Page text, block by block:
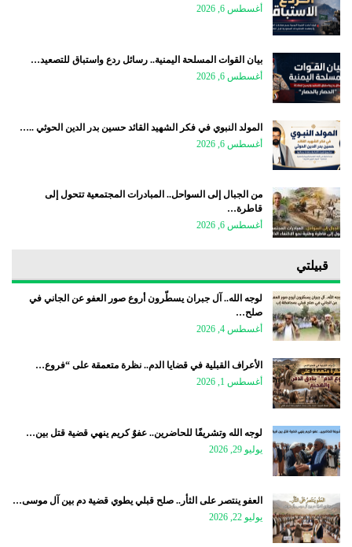
أغسطس 6, 2026
بيان القوات المسلحة اليمنية.. رسائل ردع واستباق للتصعيد…
أغسطس 6, 2026
المولد النبوي في فكر الشهيد القائد حسين بدر الدين الحوثي ..…
أغسطس 6, 2026
من الجبال إلى السواحل.. المبادرات المجتمعية تتحول إلى
قاطرة…
أغسطس 6, 2026
قبيلتي
لوجه الله.. آل جبران يسطّرون أروع صور العفو عن الجاني في
صلح…
أغسطس 4, 2026
الأعراف القبلية في قضايا الدم.. نظرة متعمقة على “فروع…
أغسطس 1, 2026
لوجه الله وتشريفًا للحاضرين.. عفوٌ كريم ينهي قضية قتل بين…
يوليو 29, 2026
العفو ينتصر على الثأر.. صلح قبلي يطوي قضية دم بين آل موسى…
يوليو 22, 2026